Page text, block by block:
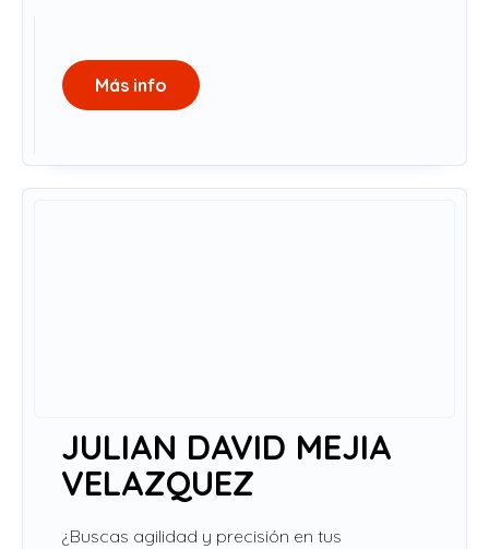
Más info
JULIAN DAVID MEJIA
VELAZQUEZ
¿Buscas agilidad y precisión en tus